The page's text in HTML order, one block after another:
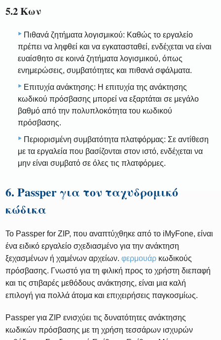
5.2 Κων
Πιθανά ζητήματα λογισμικού: Καθώς το εργαλείο
πρέπει να ληφθεί και να εγκατασταθεί, ενδέχεται να είναι
ευαίσθητο σε κοινά ζητήματα λογισμικού, όπως
ενημερώσεις, συμβατότητες και πιθανά σφάλματα.
Επιτυχία ανάκτησης: Η επιτυχία της ανάκτησης
κωδικού πρόσβασης μπορεί να εξαρτάται σε μεγάλο
βαθμό από την πολυπλοκότητα του κωδικού
πρόσβασης.
Περιορισμένη συμβατότητα πλατφόρμας: Σε αντίθεση
με τα εργαλεία που βασίζονται στον ιστό, ενδέχεται να
μην είναι συμβατό σε όλες τις πλατφόρμες.
6. Passper για τον ταχυδρομικό
κώδικα
Το Passper for ZIP, που αναπτύχθηκε από το iMyFone, είναι
ένα ειδικό εργαλείο σχεδιασμένο για την ανάκτηση
ξεχασμένων ή χαμένων αρχείων.φερμουάρ κωδικούς
πρόσβασης. Γνωστό για τη φιλική προς το χρήστη διεπαφή
και τις στιβαρές μεθόδους ανάκτησης, είναι μια καλή
επιλογή για πολλά άτομα και επιχειρήσεις παγκοσμίως.
Passper για ZIP ενισχύει τις δυνατότητες ανάκτησης
κωδικών πρόσβασης με τη χρήση τεσσάρων ισχυρών